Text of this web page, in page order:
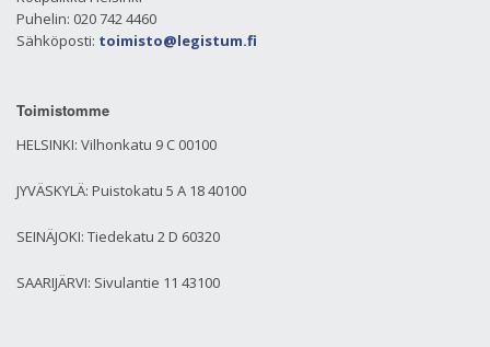
Puhelin: 020 742 4460
Sähköposti: toimisto@legistum.fi
Toimistomme
HELSINKI: Vilhonkatu 9 C 00100
JYVÄSKYLÄ: Puistokatu 5 A 18 40100
SEINÄJOKI: Tiedekatu 2 D 60320
SAARIJÄRVI: Sivulantie 11 43100